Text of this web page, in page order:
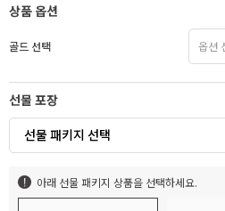
상품 옵션
골드 선택
선물 포장
선물 패키지 선택
아래 선물 패키지 상품을 선택하세요.